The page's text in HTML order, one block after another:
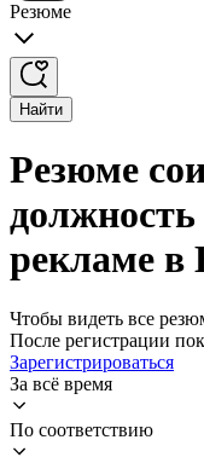
Резюме
Найти
Резюме
рекламе в
Чтобы видеть все
После регистрации
Зарегистрироваться
За всё время
По соответствию